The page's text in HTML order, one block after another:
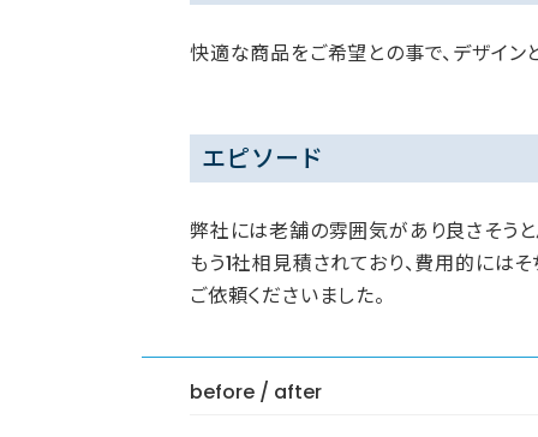
快適な商品をご希望との事で、デザイン
エピソード
弊社には老舗の雰囲気があり良さそうと
もう1社相見積されており、費用的には
ご依頼くださいました。
before / after